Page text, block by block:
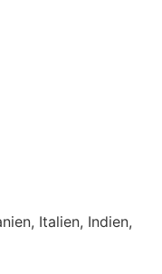
Italien, Indien,